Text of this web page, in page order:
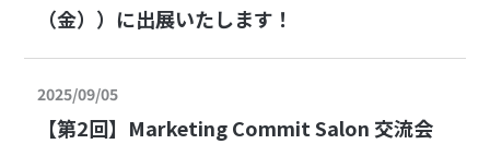
（金））に出展いたします！
2025/09/05
【第2回】Marketing Commit Salon 交流会